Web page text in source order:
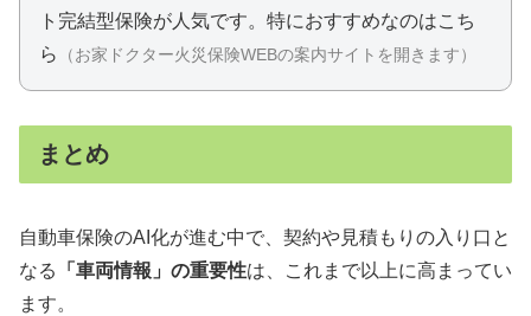
ト完結型保険が人気です。 特におすすめなのはこち
ら
（お家ドクター火災保険WEBの案内サイトを開きます）
まとめ
自動車保険のAI化が進む中で、契約や見積もりの入り口と
なる
「車両情報」の重要性は、これまで以上に高まってい
ます。